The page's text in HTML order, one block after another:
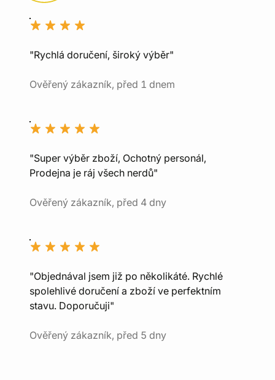
"Rychlá doručení, široký výběr"
Ověřený zákazník, před 1 dnem
"Super výběr zboží, Ochotný personál,
Prodejna je ráj všech nerdů"
Ověřený zákazník, před 4 dny
"Objednával jsem již po několikáté. Rychlé
spolehlivé doručení a zboží ve perfektním
stavu. Doporučuji"
Ověřený zákazník, před 5 dny